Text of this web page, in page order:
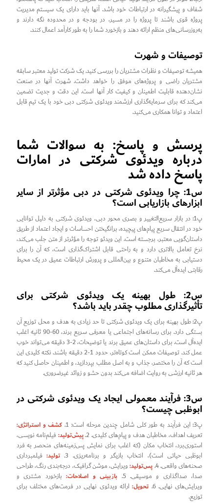
شفاف و پیشگیرانه در ارتباطات خود باشد. آنها باید دارای یک سیستم مدیریت
پروژه قوی باشند تا پروژه را در مسیر، در بودجه و در محدوده نگه دارند و
به‌روزرسانی‌های منظم ارائه دهند و بازخورد شما را به طور کارآمد اعمال کنند.
توصیفات و شهرت
همیشه توصیفات و نظرات مشتریان را بررسی کنید. یک شرکت تولید معتبر سابقه
مشتریان راضی و پروژه‌های موفق را خواهد داشت. شهرت آنها در صنعت
نشان‌دهنده قابلیت اطمینان و کیفیت کار آنها است. این دقت و جدیت تضمین
می‌کند که برای سرمایه‌گذاری ارزشمند ویدئوی شرکتی دبی خود با یک تیم قابل
اعتماد و توانا همکاری می‌کنید.
پرسش و پاسخ: به سوالات شما
درباره ویدئوی شرکتی در امارات
پاسخ داده شد
س1: چرا ویدئوی شرکتی در دبی مؤثرتر از سایر
ابزارهای بازاریابی است؟
پ1: در بازار سریع‌التغییر و بصری محور دبی، ویدئوی شرکتی به دلیل توانایی
خود در انتقال سریع پیام‌های پیچیده، برانگیختن احساسات و ایجاد اعتماد از طریق
داستان‌گویی معتبر، برجسته است. این ویدئو توجه را مؤثرتر از متن جلب می‌کند،
نرخ تعامل بالاتری دارد و به راحتی قابل اشتراک‌گذاری است، که آن را برای
دستیابی به مخاطبان متنوع و بین‌المللی و پرورش ارتباطات عمیق در یک محیط
رقابتی ایده‌آل می‌کند.
س2: طول بهینه یک ویدئوی شرکتی برای
تأثیرگذاری مطلوب چقدر باید باشد؟
پ2: طول بهینه برای یک ویدئوی شرکتی تا حد زیادی به هدف و محل توزیع آن
بستگی دارد. برای رسانه‌های اجتماعی یا معرفی سریع برند، 60-90 ثانیه اغلب
ایده‌آل است. برای داستان‌های عمیق برند یا توضیحات، 2-3 دقیقه می‌تواند خوب
عمل کند. توصیفات ممکن است کوتاه‌تر، حدود 1-2 دقیقه باشند. نکته کلیدی این
است که آن را مختصر، جذاب و به اصل مطلب بپردازید، و اطمینان حاصل کنید که
هر ثانیه ارزشی به روایت اضافه می‌کند بدون حشو و زوائد غیرضروری.
س3: فرآیند معمولی ایجاد یک ویدئوی شرکتی در
ابوظبی چیست؟
پ3: این فرآیند به طور کلی شامل چندین مرحله است: 1. کشف و استراتژی:
تعریف اهداف، مخاطبان هدف و پیام‌های کلیدی. 2. پیش‌تولید: فیلم‌نامه نویسی،
استوری‌برد، انتخاب مکان (که اغلب برای نمایش پس‌زمینه‌های منحصر به فرد
ابوظبی حیاتی است)، انتخاب بازیگر و برنامه‌ریزی. 3.
تولید:فیلمبرداری
صحنه‌های واقعی. 4.
پس‌تولید:ویرایش، موشن گرافیک، درجه‌بندی رنگ، طراحی
صدا، صداگذاری و موسیقی. 5.
بازبینی و اصلاحات:بازخورد مشتری و
ویرایش‌های نهایی. 6.
تحویل:ارائه ویدئوی نهایی در فرمت‌های مختلف برای
توزیع.